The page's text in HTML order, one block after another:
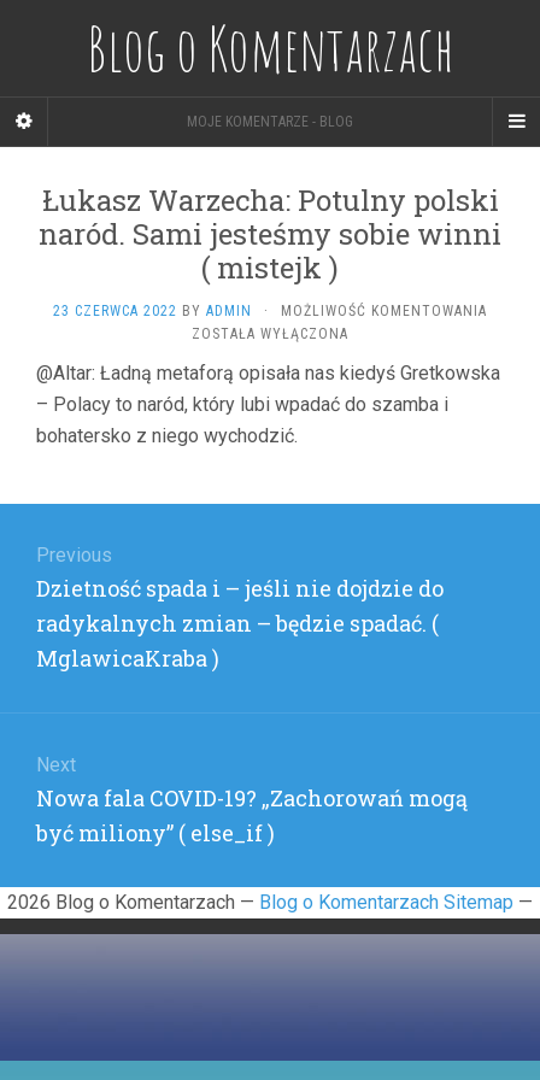
Blog o Komentarzach
MOJE KOMENTARZE - BLOG
Łukasz Warzecha: Potulny polski
naród. Sami jesteśmy sobie winni
( mistejk )
23 CZERWCA 2022 BY ADMIN · MOŻLIWOŚĆ KOMENTOWANIA
POLSKI
ZOSTAŁA WYŁĄCZONA
@Altar: Ładną metaforą opisała nas kiedyś Gretkowska
– Polacy to naród, który lubi wpadać do szamba i
bohatersko z niego wychodzić.
wpisu
Previous
Previous
post:
Dzietność spada i – jeśli nie dojdzie do
radykalnych zmian – będzie spadać. (
MglawicaKraba )
Next
Next
post:
Nowa fala COVID-19? „Zachorowań mogą
być miliony” ( else_if )
2026 Blog o Komentarzach — Blog o Komentarzach Sitemap —